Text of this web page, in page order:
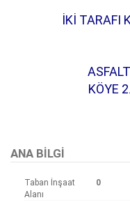
İKİ TARAFI
KÖYE
ANA BILGI
Taban İnşaat
Alanı
0